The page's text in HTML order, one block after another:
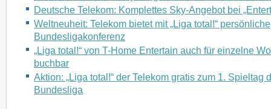
Deutsche Telekom: Komplettes Sky-Angebot bei
Weltneuheit: Telekom bietet mit „Liga total!“ persönliche
Bundesligakonferenz
„Liga total!“ von T-Home Entertain auch für einzelne
buchbar
Aktion: „Liga total!“ der Telekom gratis zum 1. Spieltag
Bundesliga